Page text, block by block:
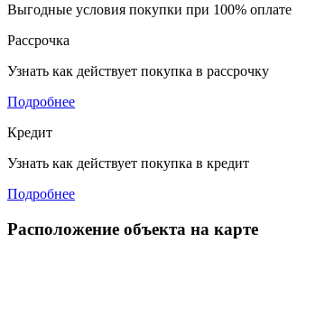
Выгодные условия покупки при 100% оплате
Рассрочка
Узнать как действует покупка в рассрочку
Подробнее
Кредит
Узнать как действует покупка в кредит
Подробнее
Расположение объекта на карте